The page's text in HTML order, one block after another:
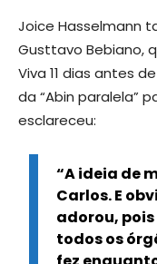
Joice Hasselmann
Gusttavo Bebiano,
Viva 11 dias antes
da “Abin paralela”
esclareceu:
“A ideia de
Carlos. E
adorou,
todos os